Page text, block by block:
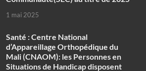
1 mai 2025
Santé : Centre National
d’Appareillage Orthopédique du
Mali (CNAOM): les Personnes en
Situations de Handicap disposent